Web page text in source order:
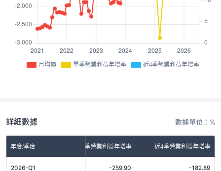
月均價 單季營業利益年增率 近4季營業利益年增率
詳細數據 數據單位：%
年度/季度 單季營業利益年增率 近4季營業利益年增率
2026-Q1 -259.90 -182.89